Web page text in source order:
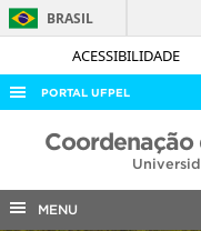
ACESSIBILIDADE
BRASIL
PORTAL UFPEL
ACESSO À INFORMAÇÃO
COBALTO
Coordenação
MENU